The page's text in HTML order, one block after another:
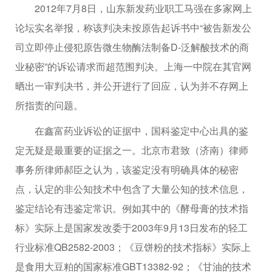
2012年7月8日，山东新发药业职工马强在多家网上
论坛实名举报，称该判决未按原告起诉书中“被告新发公
司立即停止侵犯原告微生物酶法制备D-泛解酸技术的商
业秘密”的诉讼请求而超范围判决。上海一中院在其官网
晒出一审判决书，并公开进行了回应，认为并不存网上
所指责的问题。
在鑫富药业诉讼的证据中，国科鉴定中心出具的鉴
定无疑是最重要的证据之一。北京市君致（济南）律师
事务所律师郝臣之认为，该鉴定没有明确具体的秘密
点，认定的非公知技术中包含了大量公知的技术信息，
鉴定结论有违鉴定常识。例如其中的《酵母膏的技术指
标》实际上是国家发改委于2003年9月13日发布的轻工
行业标准QB2582-2003；《豆饼粉的技术指标》实际上
是食用大豆粕的国家标准GBT13382-92；《甘油的技术